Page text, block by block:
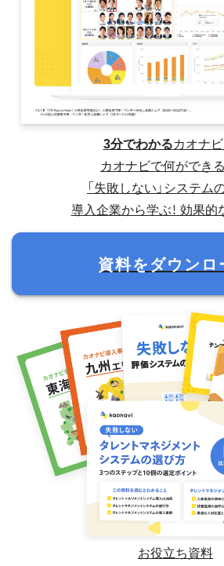
3分でわかるカオナ
カオナビで何ができ
「失敗しない」システム
導入企業から学ぶ！ 効果的
資料をダウンロ
お役立ち資料